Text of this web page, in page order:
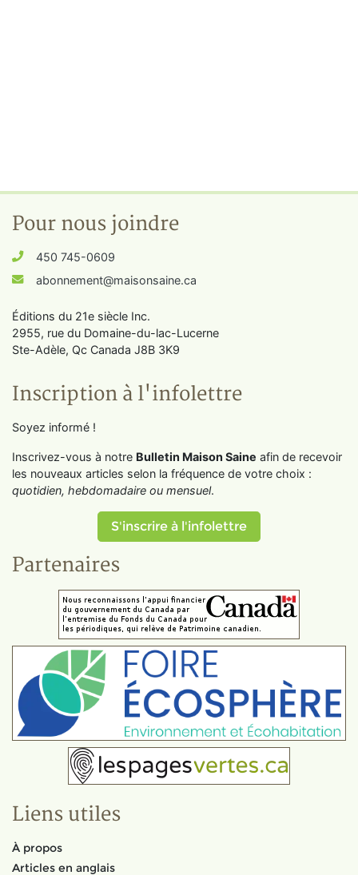
Pour nous joindre
450 745-0609
abonnement@maisonsaine.ca
Éditions du 21e siècle Inc.
2955, rue du Domaine-du-lac-Lucerne
Ste-Adèle, Qc Canada J8B 3K9
Inscription à l'infolettre
Soyez informé !
Inscrivez-vous à notre Bulletin Maison Saine afin de recevoir
les nouveaux articles selon la fréquence de votre choix :
quotidien, hebdomadaire ou mensuel.
S'inscrire à l'infolettre
Partenaires
Liens utiles
À propos
Articles en anglais